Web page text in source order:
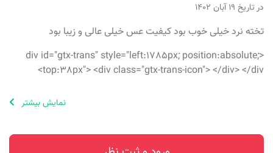
در تاریخ ۱۹ آبان ۱۴۰۲
تخته نرد خیلی خوب بود کیفیت عس خیلی عالی و زیبا بود
<div id="gtx-trans" style="left:1785px; position:absolute;
top:38px"> <div class="gtx-trans-icon"> </div> </div>
نمایش بیشتر